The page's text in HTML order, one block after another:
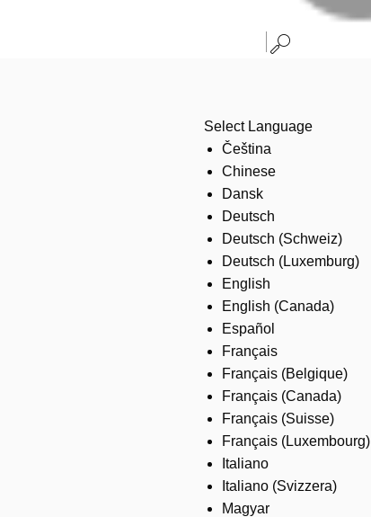
Select Language
Čeština
Chinese
Dansk
Deutsch
Deutsch (Schweiz)
Deutsch (Luxemburg)
English
English (Canada)
Español
Français
Français (Belgique)
Français (Canada)
Français (Suisse)
Français (Luxembourg)
Italiano
Italiano (Svizzera)
Magyar